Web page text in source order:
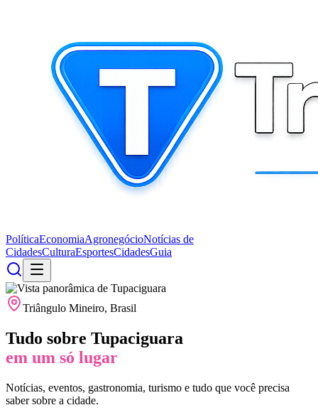
PolíticaEconomiaAgronegócioNotícias de
CidadesCulturaEsportesCidadesGuia
Triângulo Mineiro, Brasil
Tudo sobre Tupaciguara
em um só lugar
Notícias, eventos, gastronomia, turismo e tudo que você precisa
saber sobre a cidade.